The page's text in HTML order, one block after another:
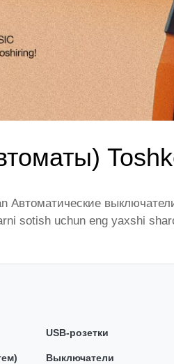
Автоматические
sotish uchun eng yaxshi
chiqaruvchilar va brendlar
USB-розетки
Выключатели